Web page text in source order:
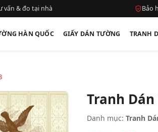
vấn & đo tại nhà Bảo
HÀN QUỐC GIẤY DÁN TƯỜNG TRANH
Tranh
Danh mục: Tranh